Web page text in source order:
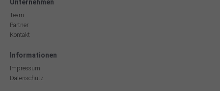
Unternehmen
Team
Partner
Kontakt
Informationen
Impressum
Datenschutz